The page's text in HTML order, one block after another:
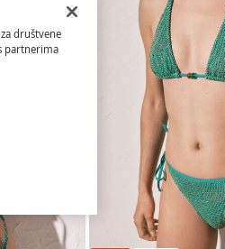
društvene
partnerima